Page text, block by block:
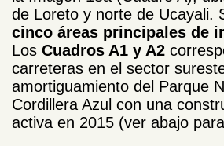
de Loreto y norte de Ucayali.
cinco áreas principales de
Los Cuadros A1 y A2
carreteras en el sector
amortiguamiento del Parque
Cordillera Azul con una
activa en 2015 (ver abajo